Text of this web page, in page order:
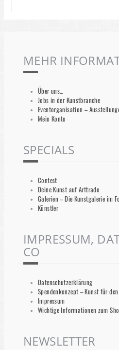
MEHR
Über uns…
Jobs in der Kunstbranche
Eventorganisation –
Mein Konto
SPECIALS
Contest
Deine Kunst auf Arttrado
Galerien – Die Kunstgalerie im
Künstler
IMPRESSUM,
CO
Datenschutzerklärung
Spendenkonzept – Kunst für
Impressum
Wichtige Informationen zum
NEWSLETTER